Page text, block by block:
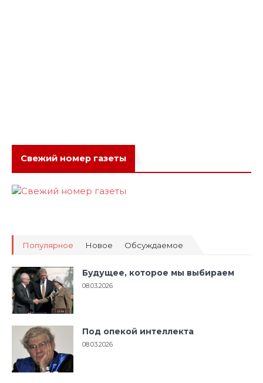
Свежий номер газеты
Популярное Новое Обсуждаемое
Будущее, которое мы выбираем
08.03.2026
Под опекой интеллекта
08.03.2026